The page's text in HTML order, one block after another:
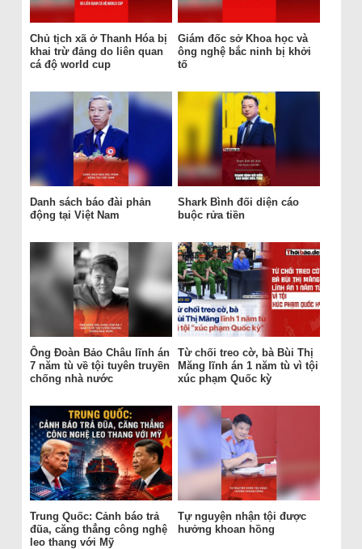
Chủ tịch xã ở Thanh Hóa bị
khai trừ đảng do liên quan
cá độ world cup
Giám đốc sở Khoa học và
ông nghệ bắc ninh bị khởi
tố
Danh sách báo đài phản
động tại Việt Nam
Shark Bình đối diện cáo
buộc rửa tiền
Ông Đoàn Bảo Châu lĩnh án
7 năm tù về tội tuyên truyền
chống nhà nước
Từ chối treo cờ, bà Bùi Thị
Măng lĩnh án 1 năm tù vì tội
xúc phạm Quốc kỳ
Trung Quốc: Cảnh báo trả
đũa, căng thẳng công nghệ
leo thang với Mỹ
Tự nguyện nhận tội được
hưởng khoan hồng